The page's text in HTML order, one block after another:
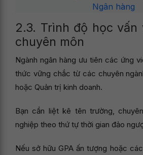
Ngân hàng
2.3. Trình độ học vấn
chuyên môn
Ngành ngân hàng ưu tiên các ứng
thức vững chắc từ các chuyên
hoặc Quản trị kinh doanh.
Bạn cần liệt kê tên trường,
nghiệp theo thứ tự thời gian đảo
Nếu sở hữu GPA ấn tượng hoặc